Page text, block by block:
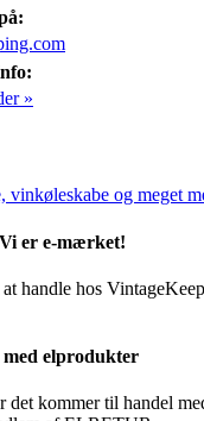
»
og meget
er e-mærket!
handle hos
elprodukter
det kommer til handel